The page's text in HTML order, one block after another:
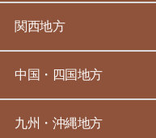
関西地方
中国・四国地方
九州・沖縄地方